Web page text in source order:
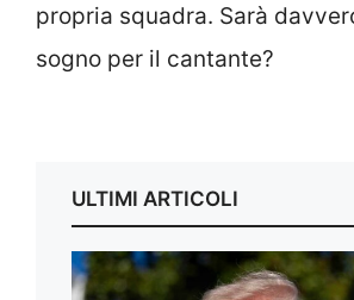
propria squadra. Sarà
sogno per il cantante?
ULTIMI ARTICOLI